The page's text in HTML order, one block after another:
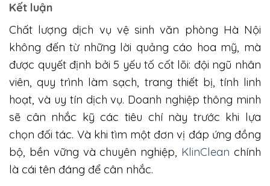
Kết luận
Chất lượng dịch vụ vệ sinh văn phòng Hà Nội
không đến từ những lời quảng cáo hoa mỹ, mà
được quyết định bởi 5 yếu tố cốt lõi: đội ngũ nhân
viên, quy trình làm sạch, trang thiết bị, tính linh
hoạt, và uy tín dịch vụ. Doanh nghiệp thông minh
sẽ cân nhắc kỹ các tiêu chí này trước khi lựa
chọn đối tác. Và khi tìm một đơn vị đáp ứng đồng
bộ, bền vững và chuyên nghiệp, KlinClean chính
là cái tên đáng để cân nhắc.